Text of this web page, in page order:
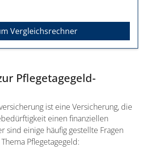
Vergleichsrechner
Pflegetagegeld­
ist eine Versicherung, die
einen finanziellen
sind einige häufig gestellte Fragen
Pflegetagegeld: